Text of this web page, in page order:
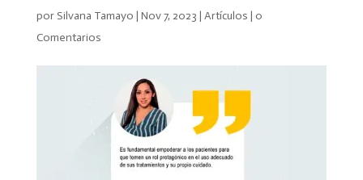
por Silvana Tamayo | Nov 7, 2023 | Artículos | 0
Comentarios